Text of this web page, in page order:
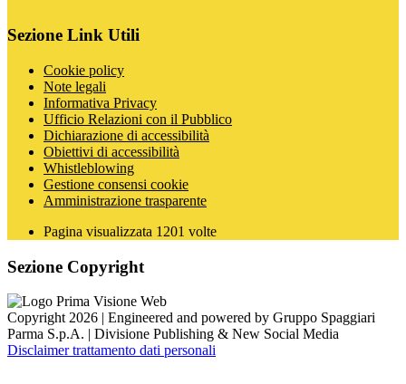
Sezione Link Utili
Cookie policy
Note legali
Informativa Privacy
Ufficio Relazioni con il Pubblico
Dichiarazione di accessibilità
Obiettivi di accessibilità
Whistleblowing
Gestione consensi cookie
Amministrazione trasparente
Pagina visualizzata 1201 volte
Sezione Copyright
Copyright 2026 | Engineered and powered by Gruppo Spaggiari
Parma S.p.A. | Divisione Publishing & New Social Media
Disclaimer trattamento dati personali